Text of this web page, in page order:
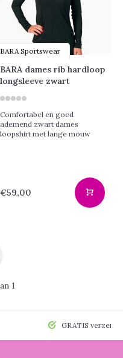
BARA Sportswear
BARA dames rib hardloop
longsleeve zwart
Comfortabel en goed
ademend zwart dames
loopshirt met lange mouw
€59,00
1
GRATIS